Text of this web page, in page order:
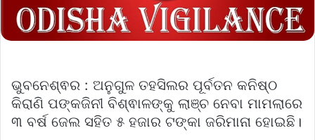
ଭୁବନେଶ୍ଵର : ଅନୁଗୁଳ ତହସିଲର ପୂର୍ବତନ କନିଷ୍ଠ
କିରାଣି ପଙ୍କଜିନୀ ବିଶ୍ଵାଳଙ୍କୁ ଲାଞ୍ଚ ନେବା ମାମଲାରେ
୩ ବର୍ଷ ଜେଲ ସହିତ ୫ ହଜାର ଟଙ୍କା ଜରିମାନା ହୋଇଛି।